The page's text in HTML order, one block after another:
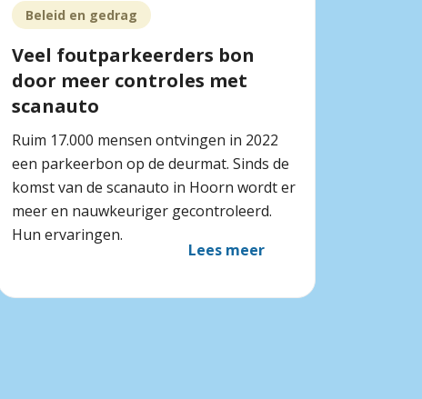
Beleid en gedrag
Veel foutparkeerders bon
door meer controles met
scanauto
Ruim 17.000 mensen ontvingen in 2022
een parkeerbon op de deurmat. Sinds de
komst van de scanauto in Hoorn wordt er
meer en nauwkeuriger gecontroleerd.
Hun ervaringen.
Lees meer